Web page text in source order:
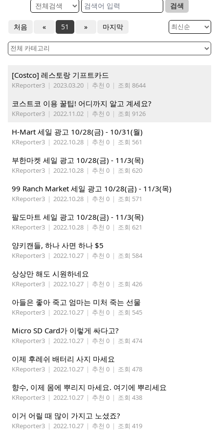
검색
처음 « 51 » 마지막
[Costco] 레스토랑 기프트카드
KReporter3 | 2023.03.20 | 추천 0 | 조회 8644
코스트코 이용 꿀팁! 어디까지 알고 계세요?
KReporter3 | 2022.11.02 | 추천 0 | 조회 9126
H-Mart 세일 광고 10/28(금) - 10/31(월)
KReporter3 | 2022.10.28 | 추천 0 | 조회 561
부한마켓 세일 광고 10/28(금) - 11/3(목)
KReporter3 | 2022.10.28 | 추천 0 | 조회 620
99 Ranch Market 세일 광고 10/28(금) - 11/3(목)
KReporter3 | 2022.10.28 | 추천 0 | 조회 571
팔도마트 세일 광고 10/28(금) - 11/3(목)
KReporter3 | 2022.10.28 | 추천 0 | 조회 621
양키캔들, 하나 사면 하나 $5
KReporter3 | 2022.10.27 | 추천 0 | 조회 584
상상만 해도 시원하네요
KReporter3 | 2022.10.27 | 추천 0 | 조회 426
아들은 좋아 죽고 엄마는 미처 죽는 선물
KReporter3 | 2022.10.27 | 추천 0 | 조회 545
Micro SD Card가 이렇게 싸다고?
KReporter3 | 2022.10.27 | 추천 0 | 조회 474
이제 후레쉬 배터리 사지 마세요
KReporter3 | 2022.10.27 | 추천 0 | 조회 478
향수, 이제 몸에 뿌리지 마세요. 여기에 뿌리세요
KReporter3 | 2022.10.27 | 추천 0 | 조회 438
이거 어릴 때 많이 가지고 노셨죠?
KReporter3 | 2022.10.27 | 추천 0 | 조회 419